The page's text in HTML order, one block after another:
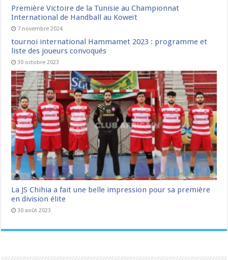
Première Victoire de la Tunisie au Championnat
International de Handball au Koweït
7 novembre 2024
tournoi international Hammamet 2023 : programme et
liste des joueurs convoqués
30 octobre 2023
La JS Chihia a fait une belle impression pour sa première
en division élite
30 août 2023